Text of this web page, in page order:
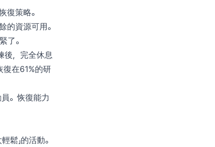
復策略。
的資源可用。
了。
後，完全休息
在61%的研
。恢復能力
」的活動。